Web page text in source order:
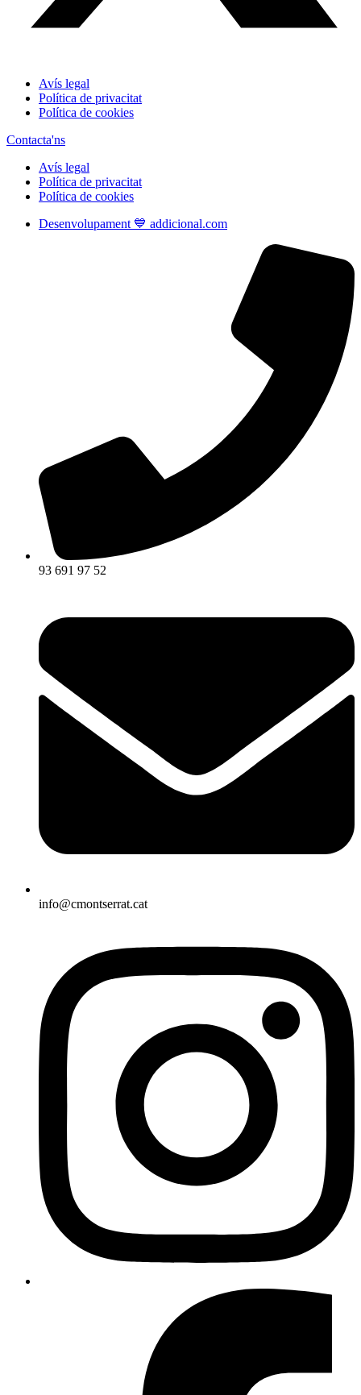
Avís legal
Política de privacitat
Política de cookies
Contacta'ns
Avís legal
Política de privacitat
Política de cookies
Desenvolupament 💙 addicional.com
93 691 97 52
info@cmontserrat.cat